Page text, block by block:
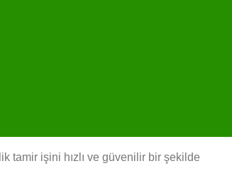
tamir işini hızlı ve güvenilir bir şekilde